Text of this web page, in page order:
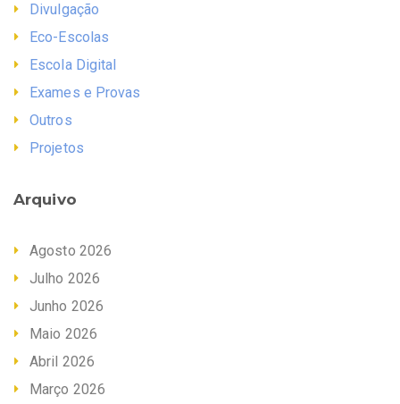
Divulgação
Eco-Escolas
Escola Digital
Exames e Provas
Outros
Projetos
Arquivo
Agosto 2026
Julho 2026
Junho 2026
Maio 2026
Abril 2026
Março 2026